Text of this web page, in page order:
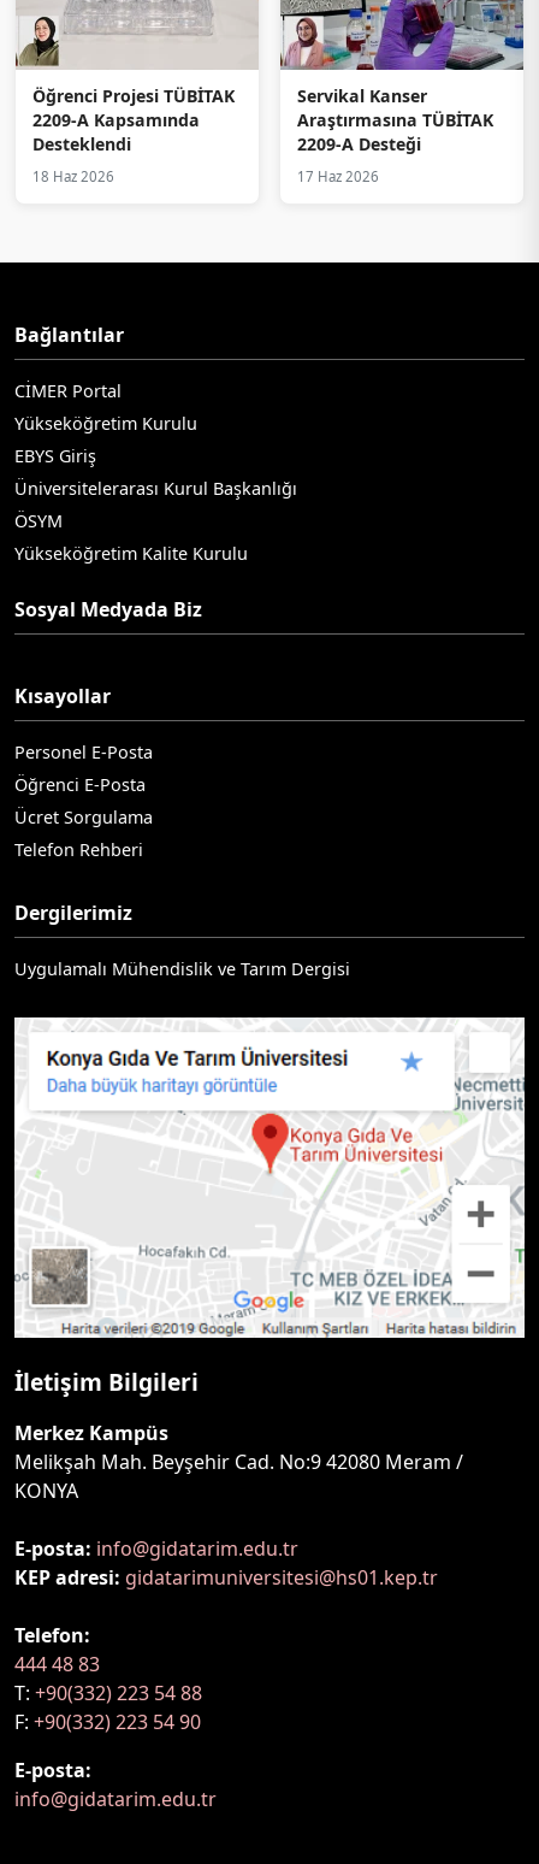
Öğrenci Projesi TÜBİTAK
2209-A Kapsamında
Desteklendi
18 Haz 2026
Servikal Kanser
Araştırmasına TÜBİTAK
2209-A Desteği
17 Haz 2026
Bağlantılar
CİMER Portal
Yükseköğretim Kurulu
EBYS Giriş
Üniversitelerarası Kurul Başkanlığı
ÖSYM
Yükseköğretim Kalite Kurulu
Sosyal Medyada Biz
Kısayollar
Personel E-Posta
Öğrenci E-Posta
Ücret Sorgulama
Telefon Rehberi
Dergilerimiz
Uygulamalı Mühendislik ve Tarım Dergisi
İletişim Bilgileri
Merkez Kampüs
Melikşah Mah. Beyşehir Cad. No:9 42080 Meram /
KONYA
E-posta: info@gidatarim.edu.tr
KEP adresi: gidatarimuniversitesi@hs01.kep.tr
Telefon:
444 48 83
T: +90(332) 223 54 88
F: +90(332) 223 54 90
E-posta:
info@gidatarim.edu.tr